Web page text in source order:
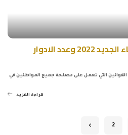
مميزات وعيوب قانون البناء الجديد 2022 وعدد الادوار
الجديد 2022 من أفضل القوانين التي تعمل على مصلحة جميع المواطنين في
قراءة المزيد
2